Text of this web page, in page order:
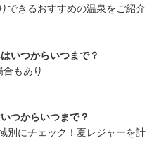
できるおすすめの温泉をご紹介
いつからいつまで？
もあり
つからいつまで？
別にチェック！夏レジャーを計